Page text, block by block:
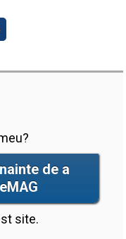
de a
site.